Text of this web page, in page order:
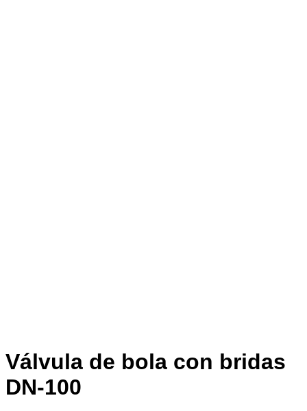
Válvula de bola con bridas
DN-100